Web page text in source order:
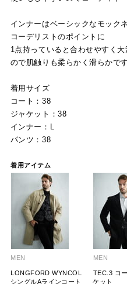
インナーはベーシックなモック
コーデリストのポイントに
1点持っていると合わせやすく
ので肌触りも柔らかく滑らかです
着用サイズ
コート：38
ジャケット：38
インナー：L
パンツ：38
着用アイテム
MEN
LONGFORD WYNCOL
シングルAラインコート
MEN
TEC.3 コ
ケット